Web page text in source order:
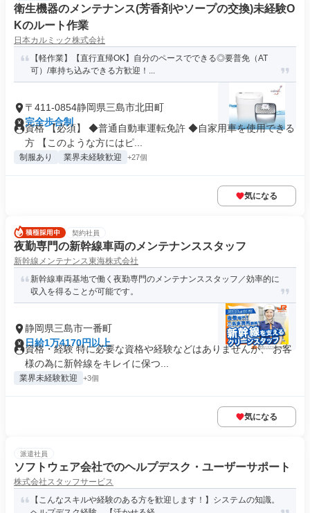
衛生機器のメンテナンス(芳香剤やソープの交換)未経験O
Kのルート作業
日本カルミック株式会社
【軽作業】【直行直帰OK】自分のペースでできる◎要普免（AT
可）/車持ち込みできる方歓迎！...
〒411-0854静岡県三島市北田町
完全歩合制
資格 【必須】 ◆普通自動車運転免許 ◆自家用車を使用できる
方 【このような方にはピ...
制服あり 業界未経験歓迎 +27個
気になる
契約社員
夜勤専門の新幹線車両のメンテナンススタッフ
新幹線メンテナンス東海株式会社
新幹線車両基地で働く夜勤専門のメンテナンススタッフ／効率的に
収入を得ることが可能です。
静岡県三島市一番町
日給1万4170円以上
資格・経験 特に必要な資格や経験などはありませんが、 お客
様の為に新幹線をキレイに保つ...
業界未経験歓迎 +3個
気になる
派遣社員
ソフトウェア会社でのヘルプデスク・ユーザーサポート
株式会社スタッフサービス
【こんなスキルや経験のある方を歓迎します！】システムの知識。